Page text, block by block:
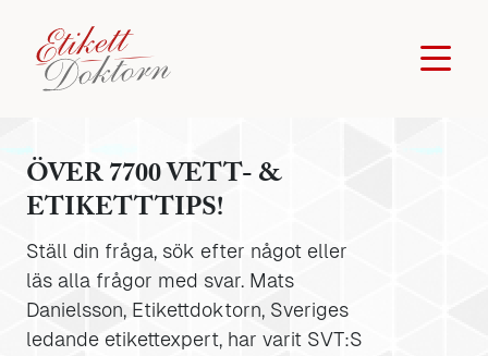
ÖVER 7700 VETT- &
ETIKETTTIPS!
Ställ din fråga, sök efter något eller
läs alla frågor med svar. Mats
Danielsson, Etikettdoktorn, Sveriges
ledande etikettexpert, har varit SVT:S